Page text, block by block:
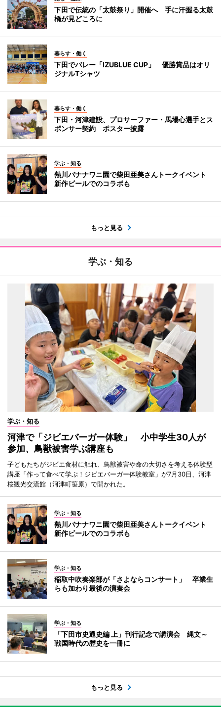
下田で伝統の「太鼓祭り」開催へ 手に汗握る太鼓
橋が見どころに
暮らす・働く
下田でバレー「IZUBLUE CUP」 優勝賞品はオリ
ジナルTシャツ
暮らす・働く
下田・河津建設、プロサーファー・馬場心選手とス
ポンサー契約 ポスター披露
学ぶ・知る
熱川バナナワニ園で柴田亜美さんトークイベント
新作ビールでのコラボも
もっと見る
学ぶ・知る
学ぶ・知る
河津で「ジビエバーガー体験」 小中学生30人が
参加、鳥獣被害学ぶ講座も
子どもたちがジビエ食材に触れ、鳥獣被害や命の大切さを考える体験型
講座「作って食べて学ぶ！ジビエバーガー体験教室」が7月30日、河津
桜観光交流館（河津町笹原）で開かれた。
学ぶ・知る
熱川バナナワニ園で柴田亜美さんトークイベント
新作ビールでのコラボも
学ぶ・知る
稲取中吹奏楽部が「さよならコンサート」 卒業生
らも加わり最後の演奏会
学ぶ・知る
「下田市史通史編 上」刊行記念で講演会 縄文～
戦国時代の歴史を一冊に
もっと見る